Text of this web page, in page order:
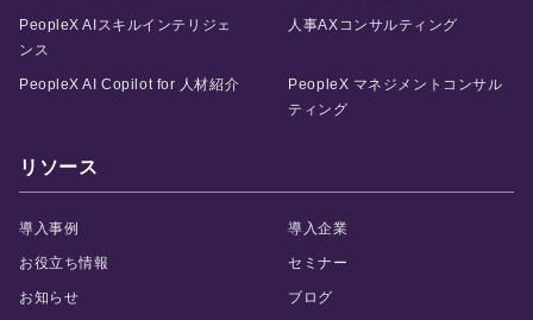
PeopleX AIスキルインテリジェ
ンス
人事AXコンサルティング
PeopleX AI Copilot for 人材紹介
PeopleX マネジメントコンサル
ティング
リソース
導入事例 導入企業
お役立ち情報 セミナー
お知らせ ブログ